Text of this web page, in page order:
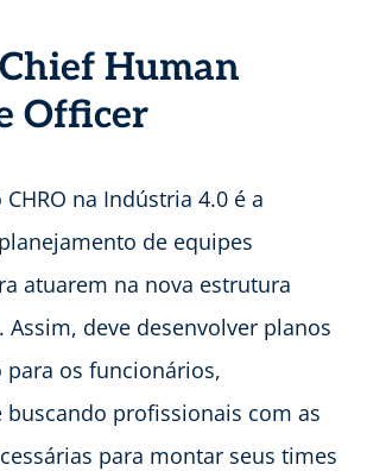
Human
Officer
na Indústria 4.0 é a
de equipes
atuarem na nova estrutura
Assim, deve desenvolver planos
para os funcionários,
profissionais com as
para montar seus times